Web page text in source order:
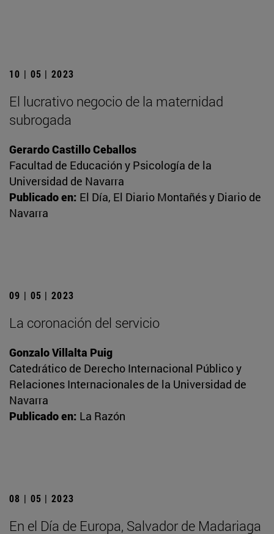
10 | 05 | 2023
El lucrativo negocio de la maternidad
subrogada
Gerardo Castillo Ceballos
Facultad de Educación y Psicología de la
Universidad de Navarra
Publicado en: El Día, El Diario Montañés y Diario de
Navarra
09 | 05 | 2023
La coronación del servicio
Gonzalo Villalta Puig
Catedrático de Derecho Internacional Público y
Relaciones Internacionales de la Universidad de
Navarra
Publicado en: La Razón
08 | 05 | 2023
En el Día de Europa, Salvador de Madariaga